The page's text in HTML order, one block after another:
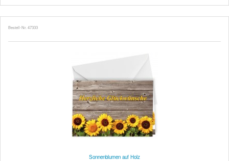
Bestell-Nr. 47333
Sonnenblumen auf Holz